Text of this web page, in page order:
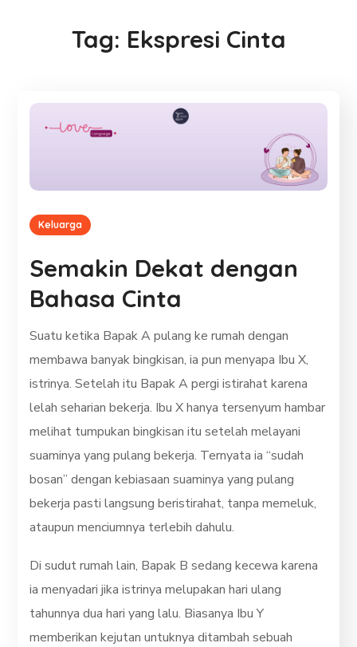
Tag: Ekspresi Cinta
Keluarga
Semakin Dekat dengan
Bahasa Cinta
Suatu ketika Bapak A pulang ke rumah dengan
membawa banyak bingkisan, ia pun menyapa Ibu X,
istrinya. Setelah itu Bapak A pergi istirahat karena
lelah seharian bekerja. Ibu X hanya tersenyum hambar
melihat tumpukan bingkisan itu setelah melayani
suaminya yang pulang bekerja. Ternyata ia “sudah
bosan” dengan kebiasaan suaminya yang pulang
bekerja pasti langsung beristirahat, tanpa memeluk,
ataupun menciumnya terlebih dahulu.
Di sudut rumah lain, Bapak B sedang kecewa karena
ia menyadari jika istrinya melupakan hari ulang
tahunnya dua hari yang lalu. Biasanya Ibu Y
memberikan kejutan untuknya ditambah sebuah